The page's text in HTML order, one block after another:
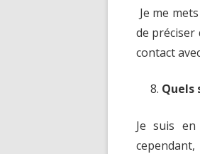
Je me
de préciser
contact
Quels
Je suis